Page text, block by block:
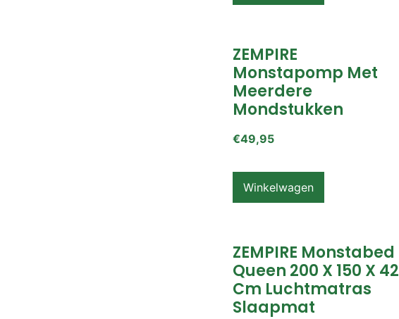
ZEMPIRE
Monstapomp Met
Meerdere
Mondstukken
€49,95
Winkelwagen
ZEMPIRE Monstabed
Queen 200 X 150 X 42
Cm Luchtmatras
Slaapmat